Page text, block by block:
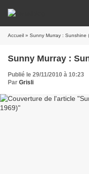
Accueil » Sunny Murray : Sunshine
Sunny Murray :
Publié le 29/11/2010 à 10:23
Par Grisli